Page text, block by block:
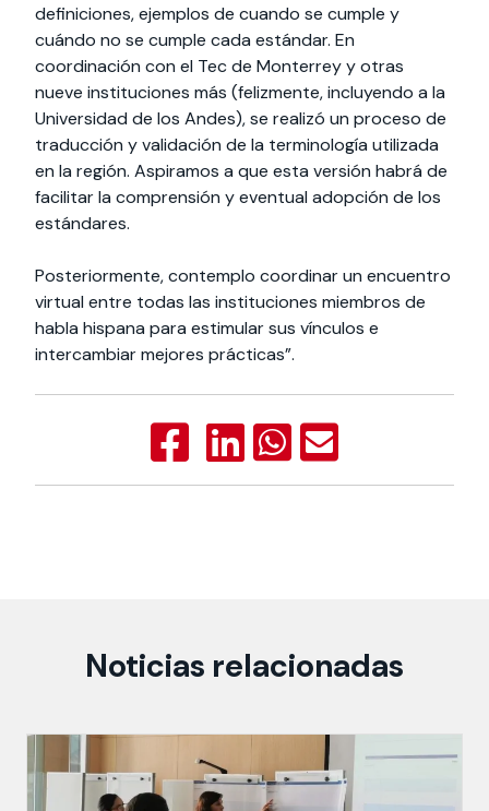
definiciones, ejemplos de cuando se cumple y
cuándo no se cumple cada estándar. En
coordinación con el Tec de Monterrey y otras
nueve instituciones más (felizmente, incluyendo a la
Universidad de los Andes), se realizó un proceso de
traducción y validación de la terminología utilizada
en la región. Aspiramos a que esta versión habrá de
facilitar la comprensión y eventual adopción de los
estándares.
Posteriormente, contemplo coordinar un encuentro
virtual entre todas las instituciones miembros de
habla hispana para estimular sus vínculos e
intercambiar mejores prácticas”.
Noticias relacionadas